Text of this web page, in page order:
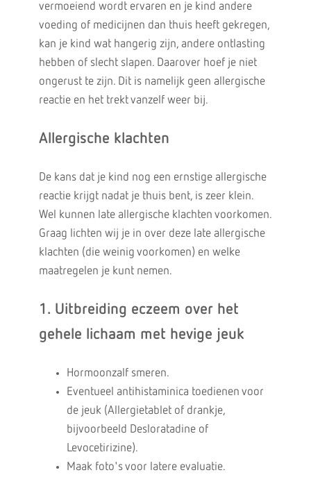
vermoeiend wordt ervaren en je kind andere
voeding of medicijnen dan thuis heeft gekregen,
kan je kind wat hangerig zijn, andere ontlasting
hebben of slecht slapen. Daarover hoef je niet
ongerust te zijn. Dit is namelijk geen allergische
reactie en het trekt vanzelf weer bij.
Allergische klachten
De kans dat je kind nog een ernstige allergische
reactie krijgt nadat je thuis bent, is zeer klein.
Wel kunnen late allergische klachten voorkomen.
Graag lichten wij je in over deze late allergische
klachten (die weinig voorkomen) en welke
maatregelen je kunt nemen.
1. Uitbreiding eczeem over het
gehele lichaam met hevige jeuk
Hormoonzalf smeren.
Eventueel antihistaminica toedienen voor
de jeuk (Allergietablet of drankje,
bijvoorbeeld Desloratadine of
Levocetirizine).
Maak foto's voor latere evaluatie.